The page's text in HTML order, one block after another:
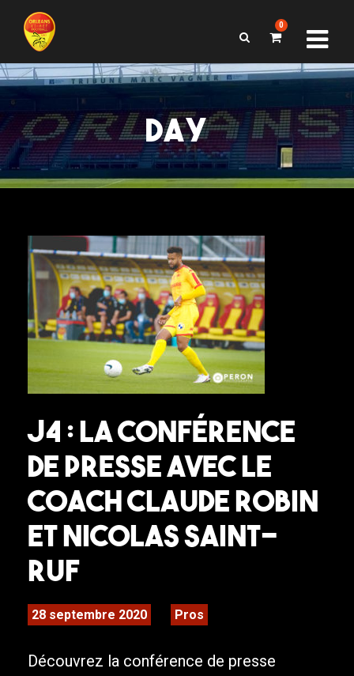
0
DAY
J4 : La conférence
de presse avec le
coach Claude Robin
et Nicolas Saint-
Ruf
28 septembre 2020 Pros
Découvrez la conférence de presse